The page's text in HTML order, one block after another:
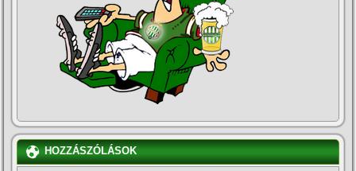
HOZZÁSZÓLÁSOK